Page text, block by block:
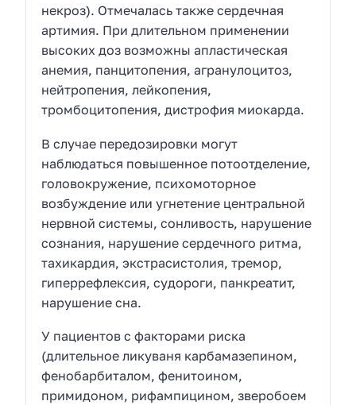
некроз). Отмечалась также сердечная
артимия. При длительном применении
высоких доз возможны апластическая
анемия, панцитопения, агранулоцитоз,
нейтропения, лейкопения,
тромбоцитопения, дистрофия миокарда.
В случае передозировки могут
наблюдаться повышенное потоотделение,
головокружение, психомоторное
возбуждение или угнетение центральной
нервной системы, сонливость, нарушение
сознания, нарушение сердечного ритма,
тахикардия, экстрасистолия, тремор,
гиперрефлексия, судороги, панкреатит,
нарушение сна.
У пациентов с факторами риска
(длительное ликуваня карбамазепином,
фенобарбиталом, фенитоином,
примидоном, рифампицином, зверобоем